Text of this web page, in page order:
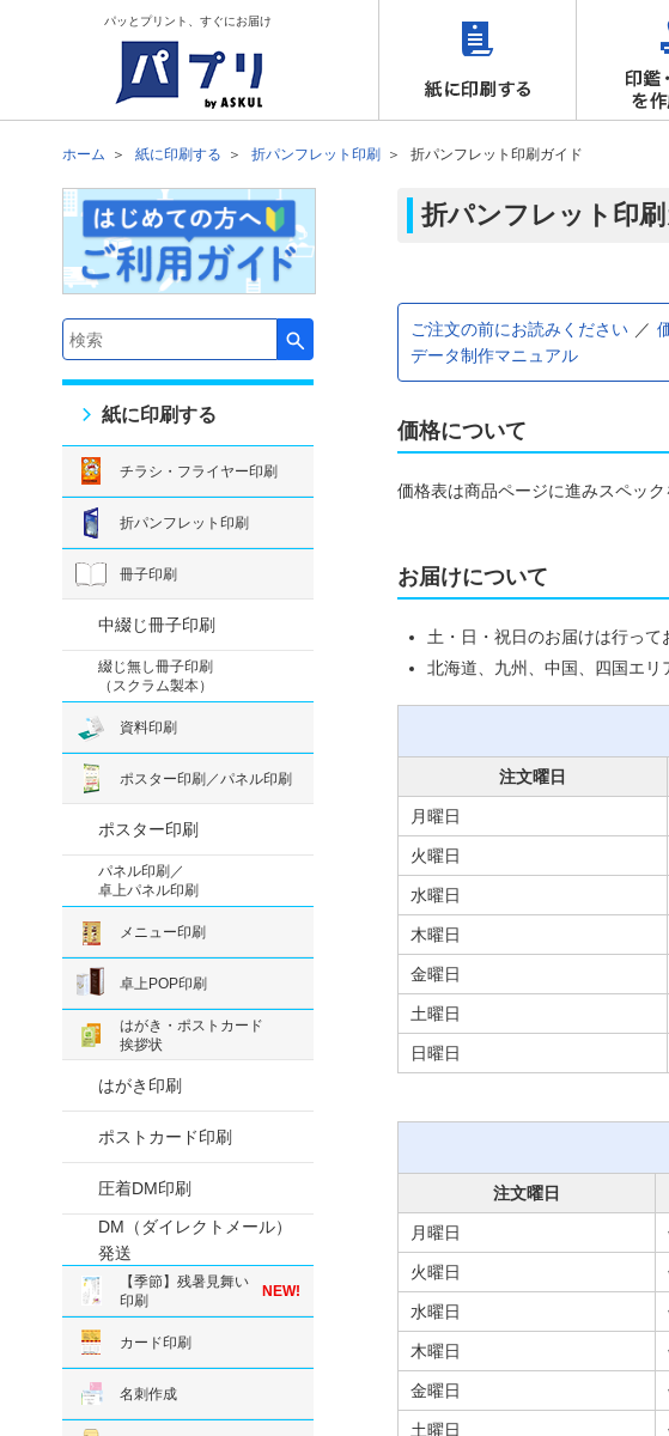
パッとプリント、すぐにお届け
ホーム 紙に印刷する 折パンフレット印刷 折パンフレット印刷ガイド
折パンフレット印
ご注文の前にお読みください
データ制作マニュアル
価格について
価格表は商品ページに進みスペッ
お届けについて
土・日・祝日のお届けは行って
北海道、九州、中国、四国エリ
注文曜日
月曜日
火曜日
水曜日
木曜日
金曜日
土曜日
日曜日
注文曜日
月曜日
火曜日
水曜日
木曜日
金曜日
土曜日
検索キーワード入力
紙に印刷する
チラシ・フライヤー印刷
折パンフレット印刷
冊子印刷
中綴じ冊子印刷
綴じ無し冊子印刷
（スクラム製本）
資料印刷
ポスター印刷／パネル印刷
ポスター印刷
パネル印刷／
卓上パネル印刷
メニュー印刷
卓上POP印刷
はがき・ポストカード
挨拶状
はがき印刷
ポストカード印刷
圧着DM印刷
DM（ダイレクトメール）
発送
【季節】残暑見舞い
印刷
NEW!
カード印刷
名刺作成